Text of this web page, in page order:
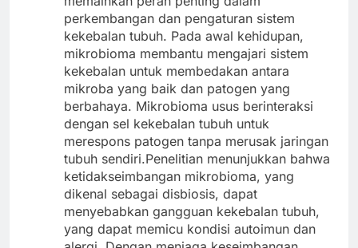
perkembangan dan pengaturan sistem
kekebalan tubuh. Pada awal kehidupan,
mikrobioma membantu mengajari sistem
kekebalan untuk membedakan antara
mikroba yang baik dan patogen yang
berbahaya. Mikrobioma usus berinteraksi
dengan sel kekebalan tubuh untuk
merespons patogen tanpa merusak jaringan
tubuh sendiri.Penelitian menunjukkan bahwa
ketidakseimbangan mikrobioma, yang
dikenal sebagai disbiosis, dapat
menyebabkan gangguan kekebalan tubuh,
yang dapat memicu kondisi autoimun dan